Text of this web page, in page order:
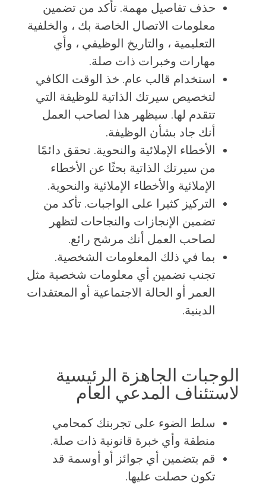
حذف تفاصيل مهمة. تأكد من تضمين
معلومات الاتصال الخاصة بك ، والخلفية
التعليمية ، والتاريخ الوظيفي ، وأي
مهارات وخبرات ذات صلة.
استخدام قالب عام. خذ الوقت الكافي
لتخصيص سيرتك الذاتية للوظيفة التي
تتقدم لها. سيظهر هذا لصاحب العمل
أنك جاد بشأن الوظيفة.
الأخطاء الإملائية والنحوية. تحقق دائمًا
من سيرتك الذاتية بحثًا عن الأخطاء
الإملائية والأخطاء الإملائية والنحوية.
التركيز كثيرا على الواجبات. تأكد من
تضمين الإنجازات والنجاحات لتظهر
لصاحب العمل أنك مرشح رائع.
بما في ذلك المعلومات الشخصية.
تجنب تضمين أي معلومات شخصية مثل
العمر أو الحالة الاجتماعية أو المعتقدات
الدينية.
الوجبات الجاهزة الرئيسية
لاستئناف المدعي العام
سلط الضوء على تجربتك كمحامي
منطقة وأي خبرة قانونية ذات صلة.
قم بتضمين أي جوائز أو أوسمة قد
تكون حصلت عليها.